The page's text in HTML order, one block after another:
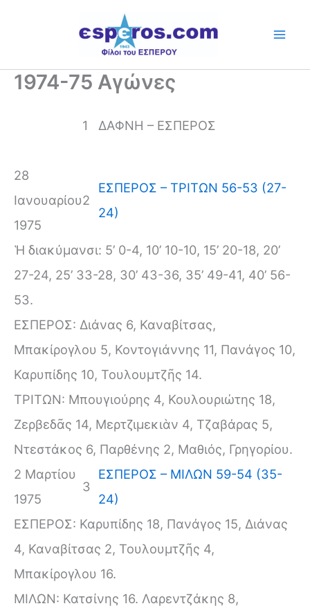
1974-75 Αγώνες
1 ΔΑΦΝΗ – ΕΣΠΕΡΟΣ
28
Ιανουαρίου
1975
2
ΕΣΠΕΡΟΣ – ΤΡΙΤΩΝ 56-53 (27-
24)
Ἡ διακύμανσι: 5’ 0-4, 10’ 10-10, 15’ 20-18, 20’
27-24, 25’ 33-28, 30’ 43-36, 35’ 49-41, 40’ 56-
53.
ΕΣΠΕΡΟΣ: Διάνας 6, Καναβίτσας,
Μπακίρογλου 5, Κοντογιάννης 11, Πανάγος 10,
Καρυπίδης 10, Τουλουμτζῆς 14.
ΤΡΙΤΩΝ: Μπουγιούρης 4, Κουλουριώτης 18,
Ζερβεδᾶς 14, Μερτζιμεκιὰν 4, Τζαβάρας 5,
Ντεστάκος 6, Παρθένης 2, Μαθιός, Γρηγορίου.
2 Μαρτίου
1975
3
ΕΣΠΕΡΟΣ – ΜΙΛΩΝ 59-54 (35-
24)
ΕΣΠΕΡΟΣ: Καρυπίδης 18, Πανάγος 15, Διάνας
4, Καναβίτσας 2, Τουλουμτζῆς 4,
Μπακίρογλου 16.
ΜΙΛΩΝ: Κατσίνης 16. Λαρεντζάκης 8,